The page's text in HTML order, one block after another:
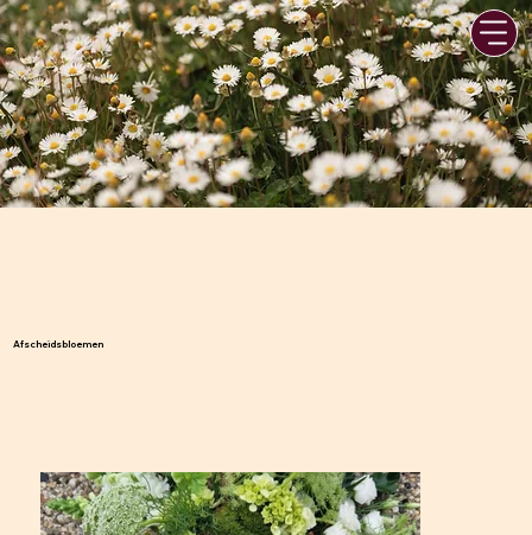
Afscheidsbloemen